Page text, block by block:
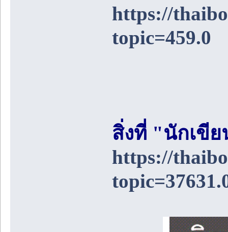
https://
topic=459.0
สิ่งที่ "นักเขี
https://